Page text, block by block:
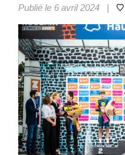
Publié le 6 avril 2024 |